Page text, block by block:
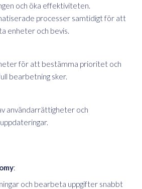
och öka effektiviteten.
processer samtidigt för att
enheter och bevis.
för att bestämma prioritet och
bearbetning sker.
användarrättigheter och
:
och bearbeta uppgifter snabbt